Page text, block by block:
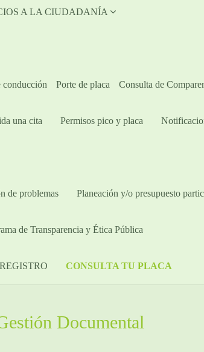
A LA CIUDADANÍA
conducción Porte de placa Consulta de
una cita Permisos pico y placa
de problemas Planeación y/o presupuesto
de Transparencia y Ética Pública
REGISTRO CONSULTA TU PLACA
Documental